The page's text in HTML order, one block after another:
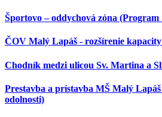
Športovo – oddychová zóna (Program
ČOV Malý Lapáš - rozšírenie
Chodník medzi ulicou Sv. Martina a
Prestavba a prístavba MŠ Malý
odolnosti)